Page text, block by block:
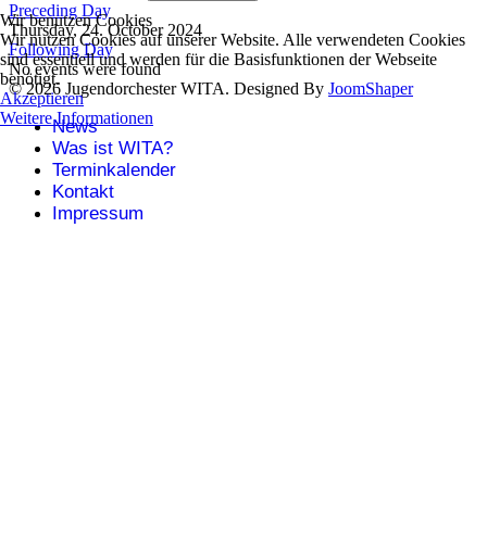
Preceding Day
Thursday, 24. October 2024
Following Day
No events were found
© 2026 Jugendorchester WITA. Designed By JoomShaper
News
Was ist WITA?
Terminkalender
Kontakt
Impressum
Wir benutzen Cookies
Wir nutzen Cookies auf unserer Website. Alle verwendeten Cookies
sind essentiell und werden für die Basisfunktionen der Webseite
benötigt.
Akzeptieren
Weitere Informationen